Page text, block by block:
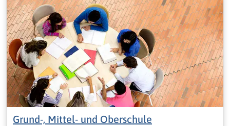
Grund-, Mittel- und Oberschule